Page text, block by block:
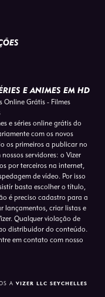
E ANIMES EM HD
Online Grátis - Filmes
e séries online grátis do
com os novos
os primeiros a publicar no
servidores: o Vizer
por terceiros na internet,
de vídeo. Por isso
basta escolher o título,
é preciso cadastro para a
lançamentos, criar listas e
Qualquer violação de
distribuidor do conteúdo.
em contato com nosso
AVIZER LLC SEYCHELLES